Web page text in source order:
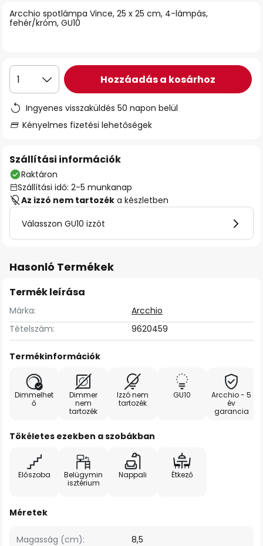
Arcchio spotlámpa Vince, 25 x 25 cm, 4-lámpás,
fehér/króm, GU10
1 Hozzáadás a kosárhoz
Ingyenes visszaküldés 50 napon belül
Kényelmes fizetési lehetőségek
Szállítási információk
Raktáron
Szállítási idő: 2-5 munkanap
Az izzó nem tartozék a készletben
Válasszon GU10 izzót
Hasonló Termékek
Termék leírása
Márka:
Arcchio
Tételszám:
9620459
Termékinformációk
Dimmelhet
ő
Dimmer
nem
tartozék
Izzó nem
tartozék
GU10
Arcchio - 5
év
garancia
Tökéletes ezekben a szobákban
Előszoba
Belügymin
isztérium
Nappali Étkező
Méretek
Magasság (cm): 8,5